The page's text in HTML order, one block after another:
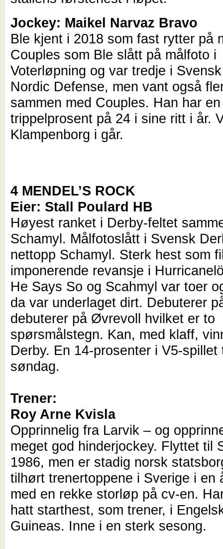
Jockey: Maikel Narvaz Bravo
Ble kjent i 2018 som fast rytter på
Couples som Ble slått på målfoto i
Voterløpning og var tredje i
Nordic Defense, men vant også
sammen med Couples. Han har en
trippelprosent på 24 i sine ritt i år.
Klampenborg i går.
4 MENDEL’S ROCK
Eier: Stall Poulard HB
Høyest ranket i Derby-feltet
Schamyl. Målfotoslått i Svensk
nettopp Schamyl. Sterk hest som
imponerende revansje i
He Says So og Scahmyl var toer
da var underlaget dirt. Debuterer
debuterer på Øvrevoll hvilket er to
spørsmålstegn. Kan, med klaff,
Derby. En 14-prosenter i V5-spillet
søndag.
Trener:
Roy Arne Kvisla
Opprinnelig fra Larvik – og
meget god hinderjockey. Flyttet til
1986, men er stadig norsk
tilhørt trenertoppene i Sverige i en
med en rekke storløp på cv-en.
hatt starthest, som trener, i
Guineas. Inne i en sterk sesong.